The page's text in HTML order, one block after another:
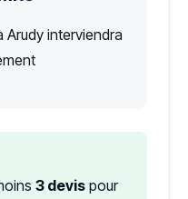
interviendra
3 devis pour